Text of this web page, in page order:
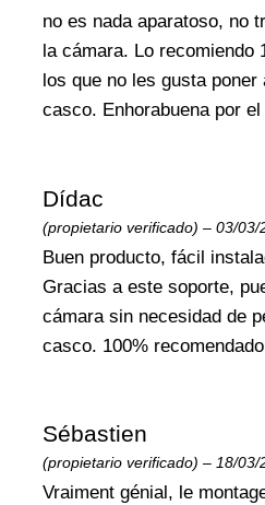
no es nada aparatoso, no
la cámara. Lo recomiendo
los que no les gusta poner
casco. Enhorabuena por
Dídac
(propietario verificado) – 03/03/
Buen producto, fácil
Gracias a este soporte,
cámara sin necesidad de
casco. 100% recomendado
Sébastien
(propietario verificado) – 18/03/
Vraiment génial, le